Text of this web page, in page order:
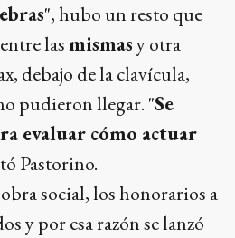
", hubo un resto que
lasmismasy otra
debajo de la clavícula,
pudieron llegar. "Se
evaluar cómo actuar
Pastorino.
social, los honorarios a
y por esa razón se lanzó